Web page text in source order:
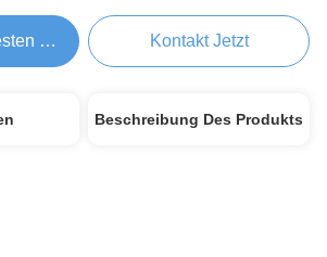
Preis Kontakt Jetzt
Beschreibung Des Produkts